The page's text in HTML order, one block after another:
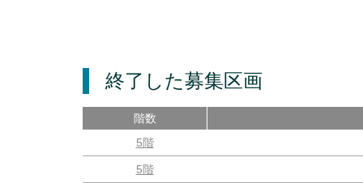
終了した募集区画
階数
5階
5階